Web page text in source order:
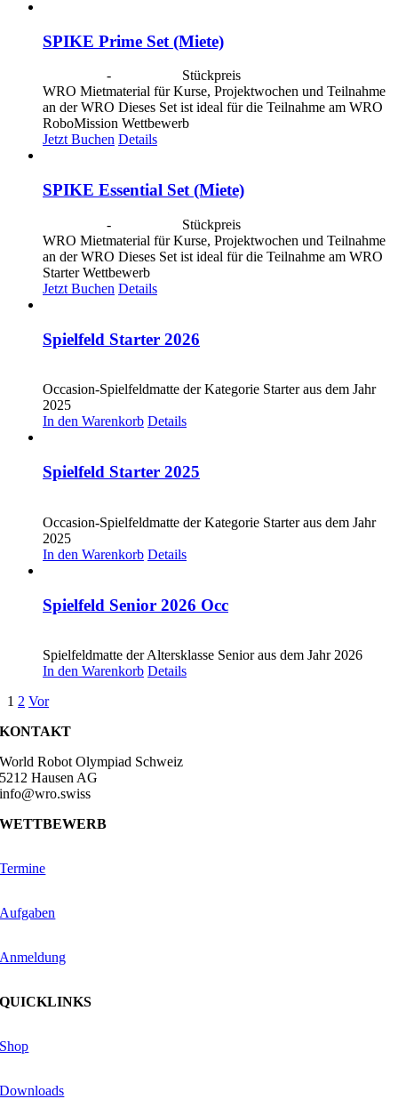
SPIKE Prime Set (Miete)
-
Stückpreis
WRO Mietmaterial für Kurse, Projektwochen und Teilnahme
an der WRO Dieses Set ist ideal für die Teilnahme am WRO
RoboMission Wettbewerb
Jetzt Buchen Details
SPIKE Essential Set (Miete)
-
Stückpreis
WRO Mietmaterial für Kurse, Projektwochen und Teilnahme
an der WRO Dieses Set ist ideal für die Teilnahme am WRO
Starter Wettbewerb
Jetzt Buchen Details
Spielfeld Starter 2026
Occasion-Spielfeldmatte der Kategorie Starter aus dem Jahr
2025
In den Warenkorb Details
Spielfeld Starter 2025
Occasion-Spielfeldmatte der Kategorie Starter aus dem Jahr
2025
In den Warenkorb Details
Spielfeld Senior 2026 Occ
Spielfeldmatte der Altersklasse Senior aus dem Jahr 2026
In den Warenkorb Details
1 2 Vor
KONTAKT
World Robot Olympiad Schweiz
5212 Hausen AG
info@wro.swiss
WETTBEWERB
Termine
Aufgaben
Anmeldung
QUICKLINKS
Shop
Downloads